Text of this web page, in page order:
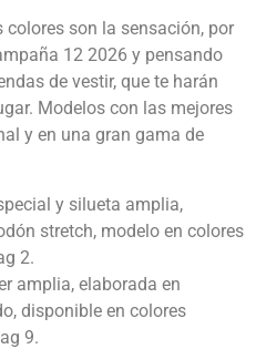
son la sensación, por
12 2026 y pensando
de vestir, que te harán
Modelos con las mejores
y en una gran gama de
y silueta amplia,
stretch, modelo en colores
2.
amplia, elaborada en
disponible en colores
9.